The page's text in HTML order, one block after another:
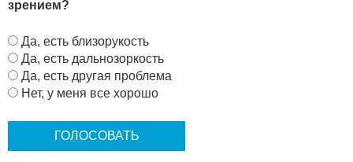
зрением?
В
а
р
и
Да, есть близорукость
Да, есть дальнозоркость
Да, есть другая проблема
Нет, у меня все хорошо